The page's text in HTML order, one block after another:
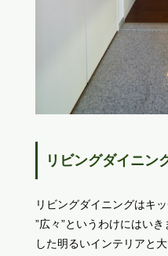
リビングダイニン
リビングダイニングはキ
”広々”というわけにはい
した明るいインテリアと